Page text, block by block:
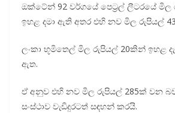
ඔක්ටේන් 92 වර්ගයේ පෙට්‍රල් ලීටරයේ
ඉහළ දමා ඇති අතර එහි නව මිල රුපියල්
ලංකා භූමිතෙල් මිල රුපියල් 20කින් ඉහළ
ඇත.
ඒ අනුව එහි නව මිල රුපියල් 285ක් වන
සංස්ථාව වැඩිදුරටත් සඳහන් කරයි.